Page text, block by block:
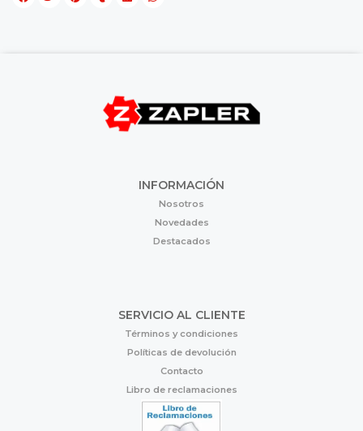
INFORMACIÓN
Nosotros
Novedades
Destacados
SERVICIO AL CLIENTE
Términos y condiciones
Políticas de devolución
Contacto
Libro de reclamaciones